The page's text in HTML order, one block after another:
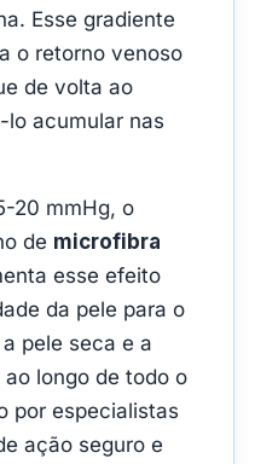
Esse gradiente
o retorno venoso
de volta ao
acumular nas
20 mmHg, o
de microfibra
esse efeito
da pele para o
pele seca e a
longo de todo o
por especialistas
ação seguro e